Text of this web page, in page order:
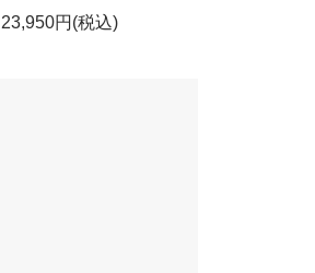
23,950円(税込)